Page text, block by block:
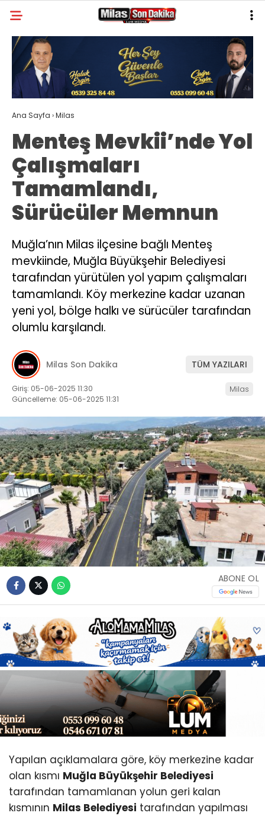
WhatsApp
Facebook
Instagram
Youtube
30.4
GALERİ YAZARLAR
MILAS
MUĞLA’DAN
ASAYIŞ
GÜNDEM
EKONOMI
SPOR
VEFAT
GENEL
KÜNYE
Ana Sayfa ›Milas
Menteş Mevkii’nde Yol
Çalışmaları
Tamamlandı,
Sürücüler Memnun
Muğla’nın Milas ilçesine bağlı Menteş
mevkiinde, Muğla Büyükşehir Belediyesi
tarafından yürütülen yol yapım çalışmaları
tamamlandı. Köy merkezine kadar uzanan
yeni yol, bölge halkı ve sürücüler tarafından
olumlu karşılandı.
Milas Son Dakika TÜM YAZILARI
Giriş: 05-06-2025 11:30
Güncelleme: 05-06-2025 11:31
Milas
ABONE OL
Yapılan açıklamalara göre, köy merkezine kadar
olan kısmı Muğla Büyükşehir Belediyesi
tarafından tamamlanan yolun geri kalan
kısmının Milas Belediyesi tarafından yapılması